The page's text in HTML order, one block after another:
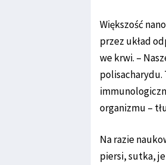
Większość
przez układ
we krwi. –
polisacharydu.
organizmu –
Na razie
piersi, sutka,